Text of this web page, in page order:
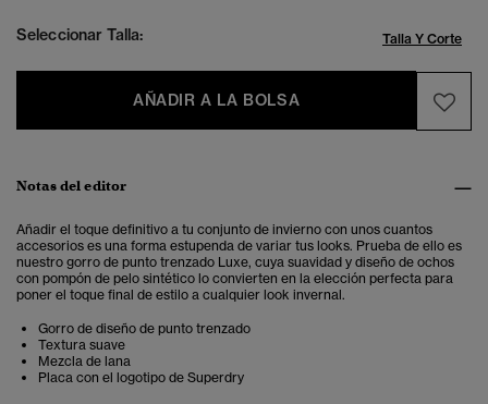
Seleccionar Talla: Talla Y Corte
AÑADIR A LA BOLSA
Notas del editor
Añadir el toque definitivo a tu conjunto de invierno con unos cuantos
accesorios es una forma estupenda de variar tus looks. Prueba de ello es
nuestro gorro de punto trenzado Luxe, cuya suavidad y diseño de ochos
con pompón de pelo sintético lo convierten en la elección perfecta para
poner el toque final de estilo a cualquier look invernal.
Gorro de diseño de punto trenzado
Textura suave
Mezcla de lana
Placa con el logotipo de Superdry